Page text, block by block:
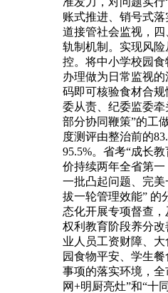
账式推进、销号式
道接管社会监视，
轨制机制。实现风
控。将中小学校园
办理做为日常监视
码即可核验食材合规
委从责、纪委监委
部分协同鞭策”的工
度测评由整治前的
95.5%。省考“成长
价持续两年全省第一
一批凸起问题、完
拔一轮管理效能” 的
态化开展专项督查
权利教育阶段养分
业人员工资财障、
园食物平安、学生
事项的落实环境，全
网+明厨亮灶”和“十